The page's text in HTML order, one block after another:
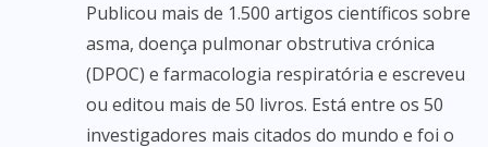
Publicou mais de 1.500 artigos científicos sobre
asma, doença pulmonar obstrutiva crónica
(DPOC) e farmacologia respiratória e escreveu
ou editou mais de 50 livros. Está entre os 50
investigadores mais citados do mundo e foi o